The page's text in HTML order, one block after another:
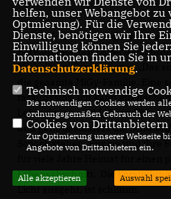
Die CDU-Landtagsabgeordnete
Berichterstattung über die
Michelberg-Gymnasiums: „Das
die gesamte MiGy-Familie. Eine
fassungslos. Ich kann gut
Lehrerinnen und Lehrer, Eltern,
und ganz besonders die
Schock stehen. Für sie und ihre
Lebensabschnitt. Die
Licht ausgeht, ist schlimm.
helfen, unser Webangebot zu
Optmierung). Für die
Dienste, benötigen wir Ihre
Einwilligung können Sie
Informationen finden Sie in
Datenschutzerklärung.
Technisch notwendige
Die notwendigen Cookies werden
ordnungsgemäßen Gebrauch der
Cookies von Drittanbietern
Zur Optimierung unserer Webseite
Angebote von Drittanbietern ein.
Alle akzeptieren Auswahl